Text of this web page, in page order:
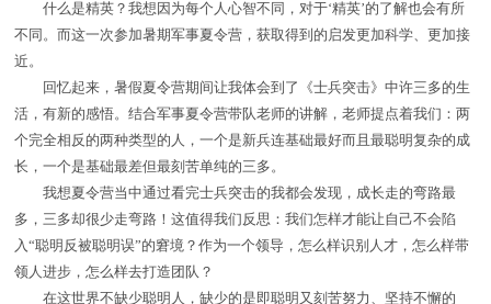
什么是精英？我想因为每个人心智不同，对于‘精英’的了解也会有所
不同。而这一次参加暑期军事夏令营，获取得到的启发更加科学、更加接
近。
回忆起来，暑假夏令营期间让我体会到了《士兵突击》中许三多的生
活，有新的感悟。结合军事夏令营带队老师的讲解，老师提点着我们：两
个完全相反的两种类型的人，一个是新兵连基础最好而且最聪明复杂的成
长，一个是基础最差但最刻苦单纯的三多。
我想夏令营当中通过看完士兵突击的我都会发现，成长走的弯路最
多，三多却很少走弯路！这值得我们反思：我们怎样才能让自己不会陷
入“聪明反被聪明误”的窘境？作为一个领导，怎么样识别人才，怎么样带
领人进步，怎么样去打造团队？
在这世界不缺少聪明人，缺少的是即聪明又刻苦努力、坚持不懈的